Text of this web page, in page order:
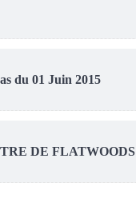
du 01 Juin 2015
DE FLATWOODS